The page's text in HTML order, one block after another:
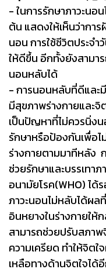
- ในการรักษาภาวะน
ต้น แสดงให้เห็นว่ากา
นอน การใช้ชีวิตประจ
ให้ดีขึ้น อีกทั้งยังสามา
นอนหลับได้
- การนอนหลับที่ดีแล
มีสุขภาพร่างกายและจิ
เป็นปัญหาที่ไม่ควรนิ่งน
รักษาหรือป้องกันเพื่อ
ร่างกายตามมาทีหลัง
ช่วยรักษาและบรรเทา
อนามัยโรค(WHO) ได้
ภาวะนอนไม่หลับได้ผล
อินหยางในร่างกายใ
สามารถช่วยปรับสภา
ความเครียด ทำให้จิต
เหลือทางด้านจิตใจได้